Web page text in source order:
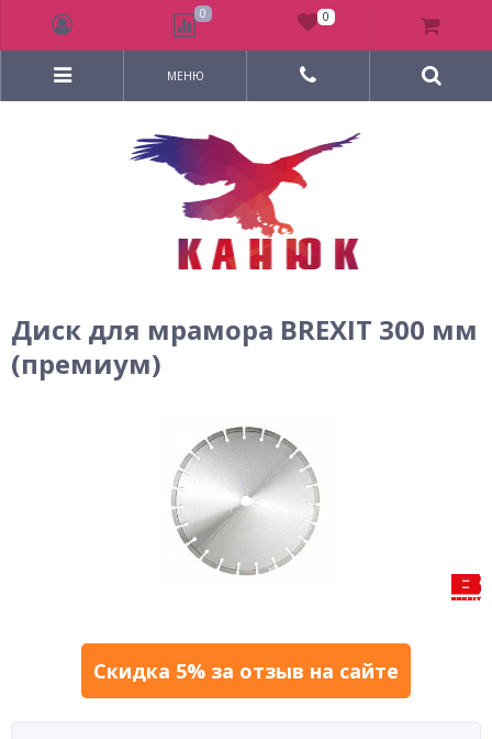
МЕНЮ
Диск для мрамора BREXIT 300 мм
(премиум)
Скидка 5% за отзыв на сайте
0 0